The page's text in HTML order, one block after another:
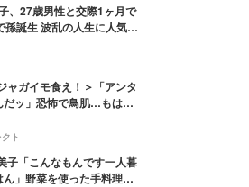
、27歳男性と交際1ヶ月で
誕生 波乱の人生に人気タ
ャガイモ食え！＞「アンタ
だッ」恐怖で鳥肌…もはや
ト
子「こんなもんです一人暮
ん」野菜を使った手料理公